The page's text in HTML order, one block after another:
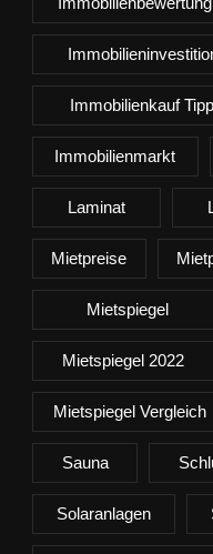
Immobilienkauf
Immobilienmarkt
Laminat
Mietpreise
Mietspiegel
Mietspiegel 2022
Mietspiegel Vergleich
Sauna
Solaranlagen